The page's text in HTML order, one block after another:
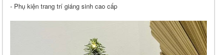
- Phụ kiện trang trí giáng sinh cao cấp